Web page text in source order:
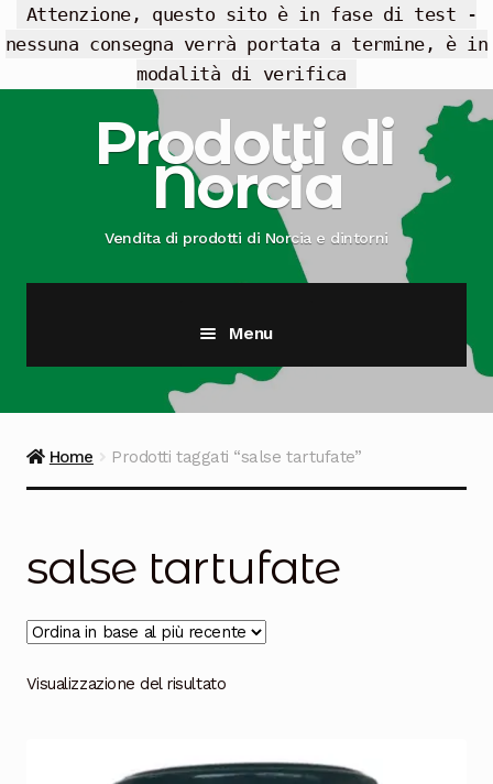
Attenzione, questo sito è in fase di test -
nessuna consegna verrà portata a termine, è in
modalità di verifica
navigazione
contenutoProdotti di
Norcia
Vendita di prodotti di Norcia e dintorni
Menu
Salumi
Tartufi
Legumi
Home Prodotti taggati “salse tartufate”
salse tartufate
Visualizzazione del risultato